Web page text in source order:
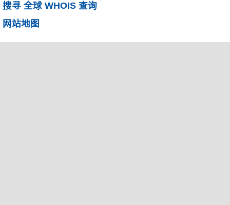
搜寻 全球 WHOIS 查询
网站地图